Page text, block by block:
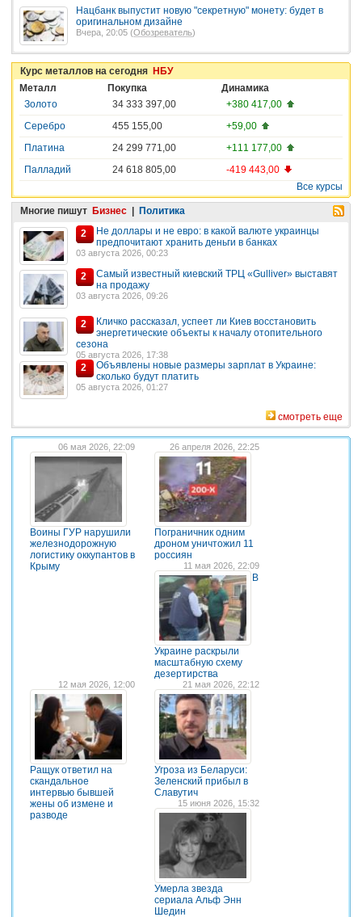
Нацбанк выпустит новую "секретную" монету: будет в
оригинальном дизайне
Вчера, 20:05 (Обозреватель)
Курс металлов на сегодня НБУ
Металл
Покупка
Динамика
Золото
34 333 397,00
+380 417,00
Серебро
455 155,00
+59,00
Платина
24 299 771,00
+111 177,00
Палладий
24 618 805,00
-419 443,00
Все курсы
Многие пишут Бизнес | Политика
2
Не доллары и не евро: в какой валюте украинцы
предпочитают хранить деньги в банках
03 августа 2026, 00:23
2
Самый известный киевский ТРЦ «Gulliver» выставят
на продажу
03 августа 2026, 09:26
2
Кличко рассказал, успеет ли Киев восстановить
энергетические объекты к началу отопительного
сезона
05 августа 2026, 17:38
2
Объявлены новые размеры зарплат в Украине:
сколько будут платить
05 августа 2026, 01:27
смотреть еще
06 мая 2026, 22:09
Воины ГУР нарушили
железнодорожную
логистику оккупантов в
Крыму
26 апреля 2026, 22:25
Пограничник одним
дроном уничтожил 11
россиян
11 мая 2026, 22:09
В
Украине раскрыли
масштабную схему
дезертирства
12 мая 2026, 12:00
Ращук ответил на
скандальное
интервью бывшей
жены об измене и
разводе
21 мая 2026, 22:12
Угроза из Беларуси:
Зеленский прибыл в
Славутич
15 июня 2026, 15:32
Умерла звезда
сериала Альф Энн
Шедин